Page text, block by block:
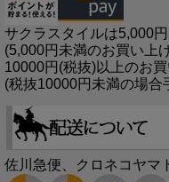
サクラスタイルは5,000
(5,000円未満のお買い上
10000円(税抜)以上のお
(税抜10000円未満の場合
佐川急便、クロネコヤマ